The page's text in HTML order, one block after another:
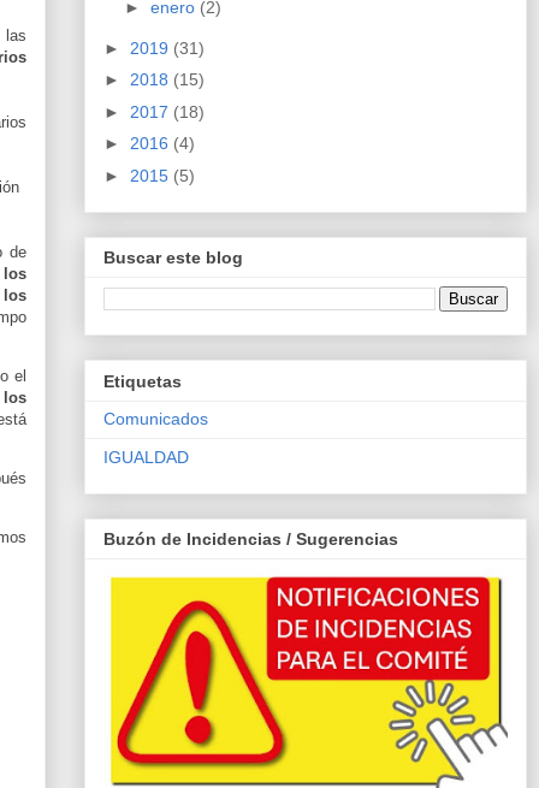
las
de
los
los
el
los
► enero (2)
► 2019 (31)
► 2018 (15)
► 2017 (18)
► 2016 (4)
► 2015 (5)
Buscar este blog
Etiquetas
Comunicados
IGUALDAD
Buzón de Incidencias / Sugerencias